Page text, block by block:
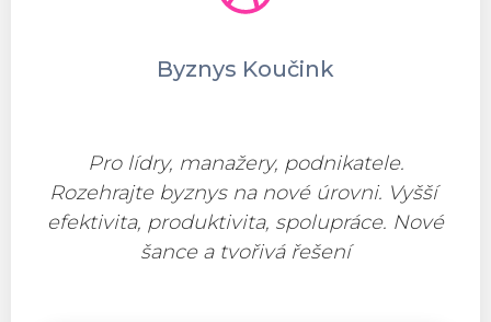
Byznys Koučink
Pro lídry, manažery, podnikatele.
Rozehrajte byznys na nové úrovni. Vyšší
efektivita, produktivita, spolupráce. Nové
šance a tvořivá řešení